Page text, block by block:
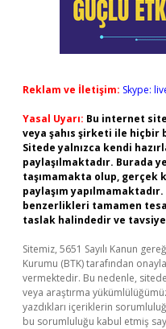
Reklam ve İletişim: Skype:
Yasal Uyarı: Bu internet
veya şahıs şirketi ile hiçbir
Sitede yalnızca kendi
paylaşılmaktadır. Burada
taşımamakta olup, gerçek
paylaşım
benzerlikleri tamamen
taslak halindedir ve
Sitemiz, 5651 Sayılı Kanun
Kurumu (BTK) tarafından
vermektedir. Bu nedenle,
veya araştırma
yazdıkları içeriklerin
bu sorumluluğu kabul etmiş